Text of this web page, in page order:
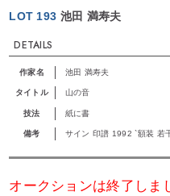
LOT 193 池田 満寿夫
DETAILS
作家名 池田 満寿夫
タイトル 山の音
技法 紙に書
備考 サイン 印譜 1992 `額装 若
オークションは終了しま